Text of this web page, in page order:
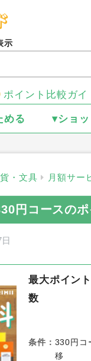
示
ポイント比較ガイ
める ▾ショ
・文具 月額サー
円コースの
最大ポイント
数
条件： 330円コ
移